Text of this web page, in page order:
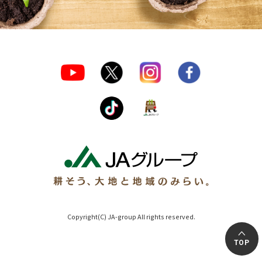
Copyright(C) JA-group All rights reserved.
TOP